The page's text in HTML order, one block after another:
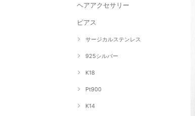
ヘアアクセサリー
ピアス
サージカルステンレス
925シルバー
K18
Pt900
K14